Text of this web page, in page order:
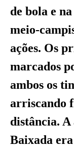
de bola e
meio-
ações. Os
marcados
ambos os
arriscando
distância.
Baixada